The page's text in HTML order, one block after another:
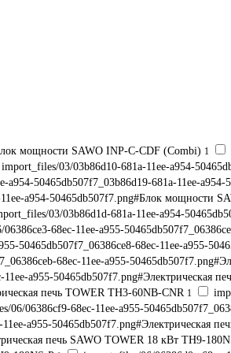
мощности SAWO INP-C-CDF (Combi) 1
import_files/03/03b86d10-681a-11ee-a954-
a954-50465db507f7_03b86d19-681a-11ee-
a954-50465db507f7.png#Блок мощности
03/03b86d1d-681a-11ee-a954-
68ec-11ee-a955-
50465db507f7_06386ce8-68ec-11ee-a955-
68ec-11ee-a955-
a955-50465db507f7.png#Электрическая
печь TOWER TH3-60NB-CNR 1
06/06386cf9-68ec-11ee-a955-
a955-50465db507f7.png#Электрическая
печь SAWO TOWER 18 кВт TH9-